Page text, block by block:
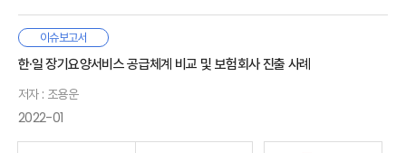
등)가 실손의료보험의 보험금 증가뿐만 아니라 국민건강보험의
재정건전성을 악화시킨다는 주장에 대해서 공·사 간에 의견이
갈렸다. 공공부문에서는 실손의료보험의 급여본인부담금 보장은
것으로 지금 시점에서 보장 필요성에 대한 재검토가 필요하며,
특히 실손의료보험의 비정상적 급여 보장 확대가 국민건강보험
재정에 부정적인 영향을 미치고 있다고 주장하였다. 한편,
3. 인구고령화 시대, 건강보험이 직면한 위기
4. 인구고령화 시대, 공·사 건강보험의 나아갈 방향
Ⅴ. 논의를 마치며
· 참고문헌
본고에서는 먼저 시가방식 부채평가의 주요 내용과 평가방식을
간단한 예시를 통해 설명한다. 이후 국내 감독회계의 주요 내용을
부채시가평가가 도입된 해외 국가인 캐나다, 호주, 영국뿐만
아니라 미국, 일본을 포함하여 국가별 계리제도를 비교한다.
2. 평가 예시
3. IFRS17 및 K-ICS 부채평가 비교
1. 감독회계
2. 계리제도
금융소비자보호법은 금융소비의 전 과정, 즉 사전 정보 제공-
영업행위 규제-사후구제로 이어지는 흐름 속에서 포괄적이고
과정부터 금융소비자가 불완전판매 등으로 피해를 입은 경우
실효적으로 구제하기위한 사후적 권익구제제도 강화는 논의의
중요한 한 축이었다. 그 결과 지난 9월부로 전면 시행에 들어간
Ⅰ. 서론
Ⅱ. 금융소비자보호법 시행 전후 변경 내용
1. 개요
2. 권익구제의 대상 및 적용범위
이슈보고서
한·일 장기요양서비스 공급체계 비교 및 보험회사 진출 사례
저자 : 조용운
2022-01